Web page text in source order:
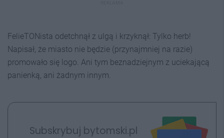
FelieTONista odetchnął z ulgą i krzyknął: Tylko herb!
Napisał, że miasto nie będzie (przynajmniej na razie)
promowało się logo. Ani tym beznadziejnym z uciekającą
panienką, ani żadnym innym.
Subskrybuj bytomski.pl